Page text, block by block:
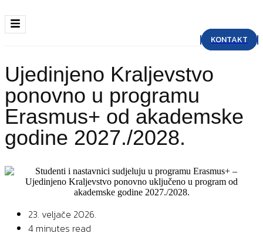
KONTAKT
Ujedinjeno Kraljevstvo
ponovno u programu
Erasmus+ od akademske
godine 2027./2028.
23. veljače 2026.
4 minutes read